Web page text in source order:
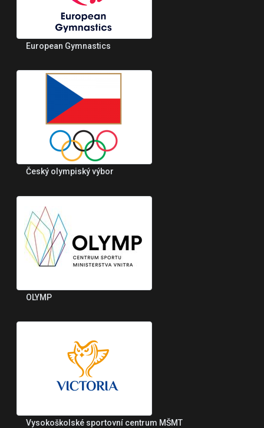
European Gymnastics
Český olympiský výbor
OLYMP
Vysokoškolské sportovní centrum MŠMT